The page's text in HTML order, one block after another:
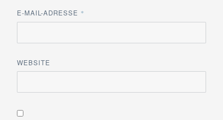
E-MAIL-ADRESSE *
WEBSITE